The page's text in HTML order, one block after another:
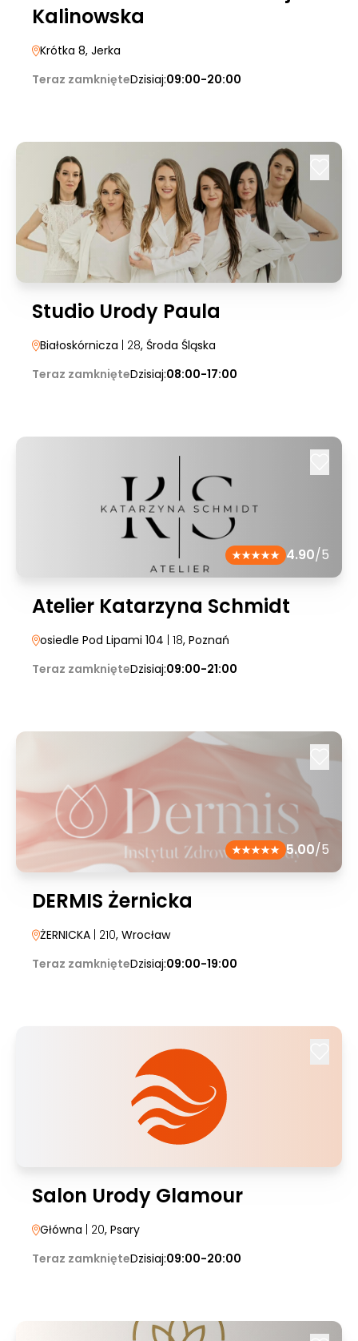
Kalinowska
Krótka 8, Jerka
Teraz zamknięteDzisiaj:09:00-20:00
Studio Urody Paula
Białoskórnicza | 28, Środa Śląska
Teraz zamknięteDzisiaj:08:00-17:00
4.90/5
Atelier Katarzyna Schmidt
osiedle Pod Lipami 104 | 18, Poznań
Teraz zamknięteDzisiaj:09:00-21:00
5.00/5
DERMIS Żernicka
ŻERNICKA | 210, Wrocław
Teraz zamknięteDzisiaj:09:00-19:00
Salon Urody Glamour
Główna | 20, Psary
Teraz zamknięteDzisiaj:09:00-20:00